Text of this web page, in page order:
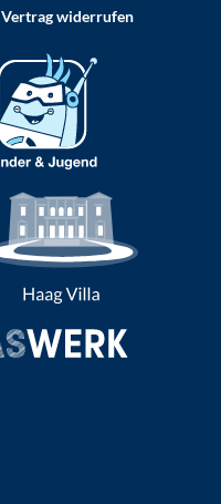
Vertrag widerrufen